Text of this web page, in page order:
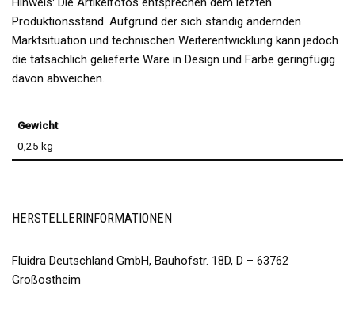
Produktionsstand. Aufgrund der sich ständig ändernden
Marktsituation und technischen Weiterentwicklung kann jedoch
die tatsächlich gelieferte Ware in Design und Farbe geringfügig
davon abweichen.
Gewicht
0,25 kg
HERSTELLERINFORMATIONEN
Fluidra Deutschland GmbH, Bauhofstr. 18D, D – 63762
Großostheim